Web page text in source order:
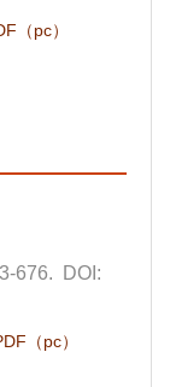
676. DOI: